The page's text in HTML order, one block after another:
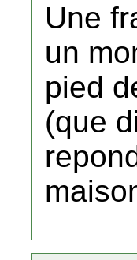
Une
un
pied
(que